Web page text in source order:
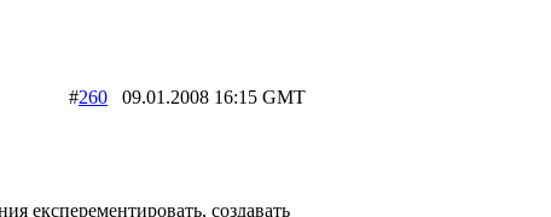
#260 09.01.2008 16:15 GMT
експерементировать, создавать